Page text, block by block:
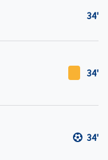
34'
34'
34'